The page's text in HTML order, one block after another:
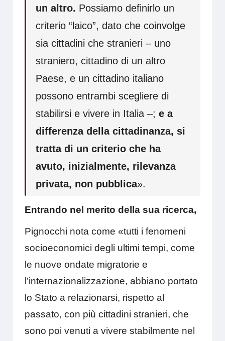
un altro. Possiamo definirlo un
criterio “laico”, dato che coinvolge
sia cittadini che stranieri – uno
straniero, cittadino di un altro
Paese, e un cittadino italiano
possono entrambi scegliere di
stabilirsi e vivere in Italia –;e a
differenza della cittadinanza, si
tratta di un criterio che ha
avuto, inizialmente, rilevanza
privata, non pubblica».
Entrando nel merito della sua ricerca,
Pignocchi nota come «tutti i fenomeni
socioeconomici degli ultimi tempi, come
le nuove ondate migratorie e
l’internazionalizzazione, abbiano portato
lo Stato a relazionarsi, rispetto al
passato, con più cittadini stranieri, che
sono poi venuti a vivere stabilmente nel